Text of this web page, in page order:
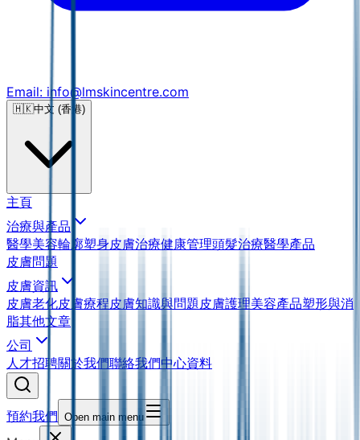
Email: info@lmskincentre.com
🇭🇰中文 (香港)
主頁
治療與產品
醫學美容輪廓塑身皮膚治療健康管理頭髮治療醫學產品
皮膚問題
皮膚資訊
皮膚老化皮膚療程皮膚知識與問題皮膚護理美容產品塑形與消
脂其他文章
公司
人才招聘關於我們聯絡我們中心資料
預約我們 Open main menu